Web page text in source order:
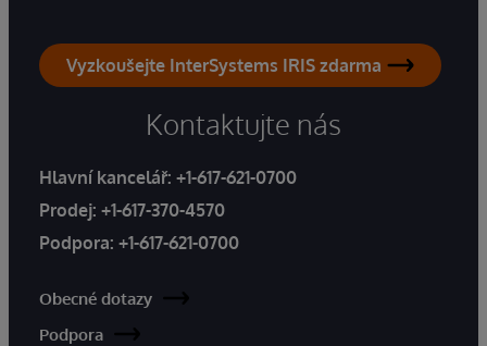
Vyzkoušejte InterSystems IRIS zdarma
Kontaktujte nás
Hlavní kancelář: +1-617-621-0700
Prodej: +1-617-370-4570
Podpora: +1-617-621-0700
Obecné dotazy
Podpora